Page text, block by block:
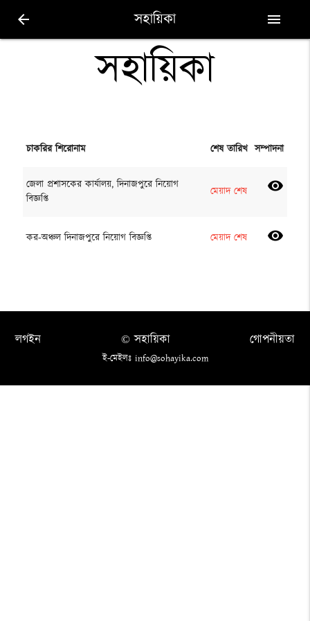
arrow_back সহায়িকা menu
সহায়িকা
চাকরির শিরোনাম শেষ তারিখ সম্পাদনা
জেলা প্রশাসকের কার্যালয়, দিনাজপুরে নিয়োগ
বিজ্ঞপ্তি
মেয়াদ শেষ visibility
কর-অঞ্চল দিনাজপুরে নিয়োগ বিজ্ঞপ্তি মেয়াদ শেষ visibility
লগইন গোপনীয়তা
© সহায়িকা
ই-মেইলঃ info@sohayika.com